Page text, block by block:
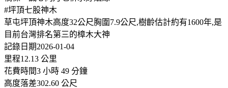
#坪頂七股神木
草屯坪頂神木高度32公尺胸圍7.9公尺,樹齡估計約有1600年,是
目前台灣排名第三的樟木大神
記錄日期2026-01-04
里程12.13 公里
花費時間3 小時 49 分鐘
高度落差302.60 公尺